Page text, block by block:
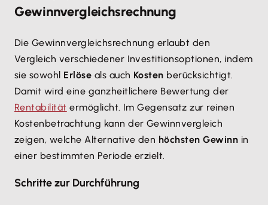
Gewinnvergleichsrechnung
Die Gewinnvergleichsrechnung erlaubt den
Vergleich verschiedener Investitionsoptionen, indem
sie sowohl Erlöse als auch Kosten berücksichtigt.
Damit wird eine ganzheitlichere Bewertung der
Rentabilität ermöglicht. Im Gegensatz zur reinen
Kostenbetrachtung kann der Gewinnvergleich
zeigen, welche Alternative den höchsten Gewinn in
einer bestimmten Periode erzielt.
Schritte zur Durchführung